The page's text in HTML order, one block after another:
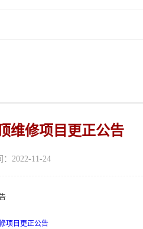
维修项目更正公告
：2022-11-24
项目更正公告